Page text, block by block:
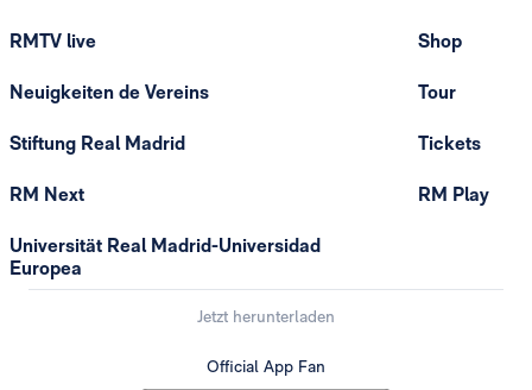
RMTV live
Neuigkeiten de Vereins
Stiftung Real Madrid
RM Next
Universität Real Madrid-Universidad
Europea
Shop
Tour
Tickets
RM Play
Jetzt herunterladen
Official App Fan